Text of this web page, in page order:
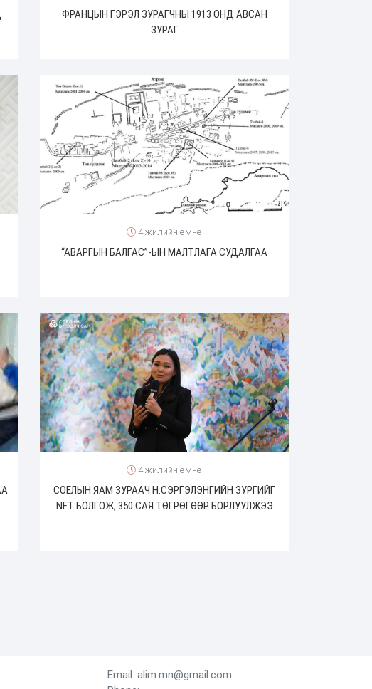
ФРАНЦЫН ГЭРЭЛ ЗУРАГЧНЫ 1913 ОНД АВСАН
ЗУРАГ
4 жилийн өмнө
“АВАРГЫН БАЛГАС”-ЫН МАЛТЛАГА СУДАЛГАА
4 жилийн өмнө
СОЁЛЫН ЯАМ ЗУРААЧ Н.СЭРГЭЛЭНГИЙН ЗУРГИЙГ
NFT БОЛГОЖ, 350 САЯ ТӨГРӨГӨӨР БОРЛУУЛЖЭЭ
Email: alim.mn@gmail.com